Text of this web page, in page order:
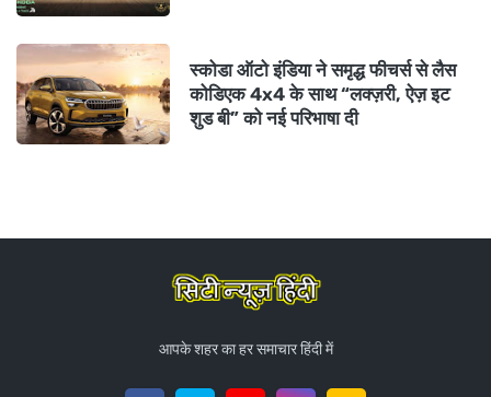
स्कोडा ऑटो इंडिया ने समृद्ध फीचर्स से लैस
कोडिएक 4x4 के साथ “लक्ज़री, ऐज़ इट
शुड बी” को नई परिभाषा दी
आपके शहर का हर समाचार हिंदी में